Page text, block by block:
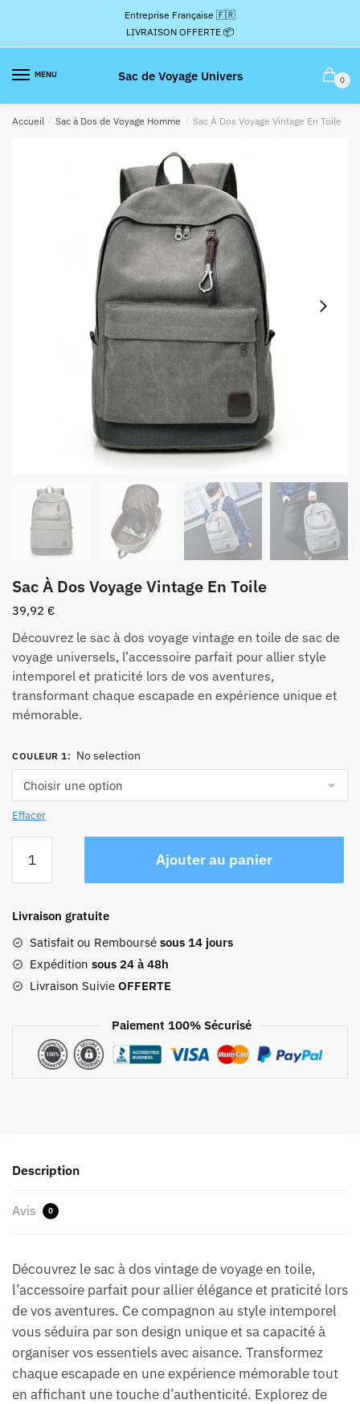
la
navigation
contenu
Entreprise Française 🇫🇷
LIVRAISON OFFERTE 📦
MENU Sac de Voyage Univers 0
Accueil / Sac à Dos de Voyage Homme / Sac À Dos Voyage Vintage En Toile
Sac À Dos Voyage Vintage En Toile
39,92 €
Découvrez le sac à dos voyage vintage en toile de sac de
voyage universels, l’accessoire parfait pour allier style
intemporel et praticité lors de vos aventures,
transformant chaque escapade en expérience unique et
mémorable.
COULEUR 1: No selection
Effacer
Sac
Dos
Voyage
Vintage
En
Ajouter au panier
Livraison gratuite
Satisfait ou Remboursé sous 14 jours
Expédition sous 24 à 48h
Livraison Suivie OFFERTE
Paiement 100% Sécurisé
Description
Avis 0
Découvrez le sac à dos vintage de voyage en toile,
l’accessoire parfait pour allier élégance et praticité lors
de vos aventures. Ce compagnon au style intemporel
vous séduira par son design unique et sa capacité à
organiser vos essentiels avec aisance. Transformez
chaque escapade en une expérience mémorable tout
en affichant une touche d’authenticité. Explorez de